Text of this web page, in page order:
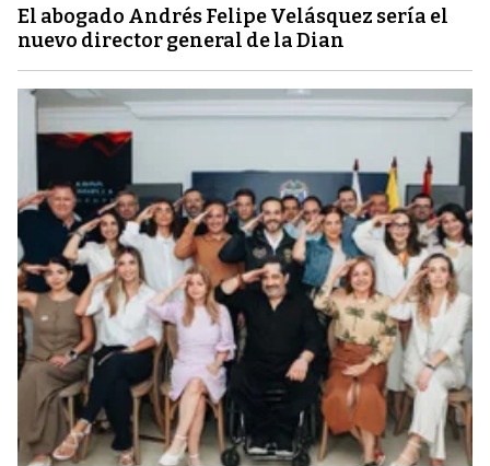
El abogado Andrés Felipe Velásquez sería el
nuevo director general de la Dian